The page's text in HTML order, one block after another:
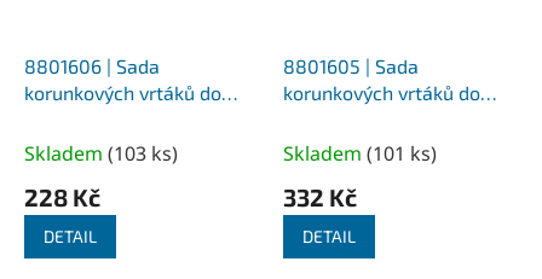
8801606 | Sada
korunkových vrtáků do
hloubka vrtání 25 mm, 15-
Skladem (103 ks)
228 Kč
DETAIL
8801605 | Sada
korunkových vrtáků do
hloubka vrtání 25 mm, 17-
Skladem (101 ks)
332 Kč
DETAIL